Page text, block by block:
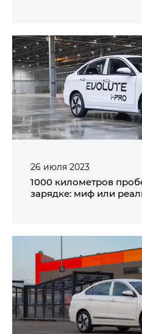
26 июля 2023
1000 километров
зарядке: миф или